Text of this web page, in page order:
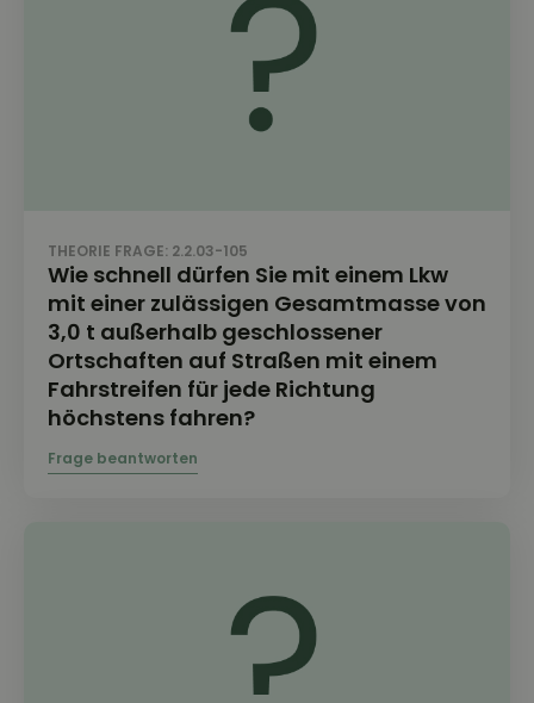
THEORIE FRAGE: 2.2.03-105
Wie schnell dürfen Sie mit einem Lkw
mit einer zulässigen Gesamtmasse von
3,0 t außerhalb geschlossener
Ortschaften auf Straßen mit einem
Fahrstreifen für jede Richtung
höchstens fahren?